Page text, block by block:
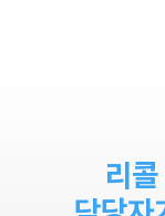
리